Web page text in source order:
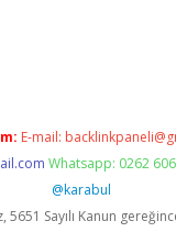
E-mail:
Whatsapp: 0262
@karabul
5651 Sayılı Kanun